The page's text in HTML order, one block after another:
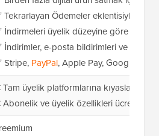
Tekrarlayan Ödemeler eklentisiyle
İndirmeleri üyelik düzeyine göre
İndirimler, e-posta bildirimleri ve satış
Stripe, PayPal, Apple Pay, Google Pay
Tam üyelik platformlarına kıyasla
Abonelik ve üyelik özellikleri ücretli